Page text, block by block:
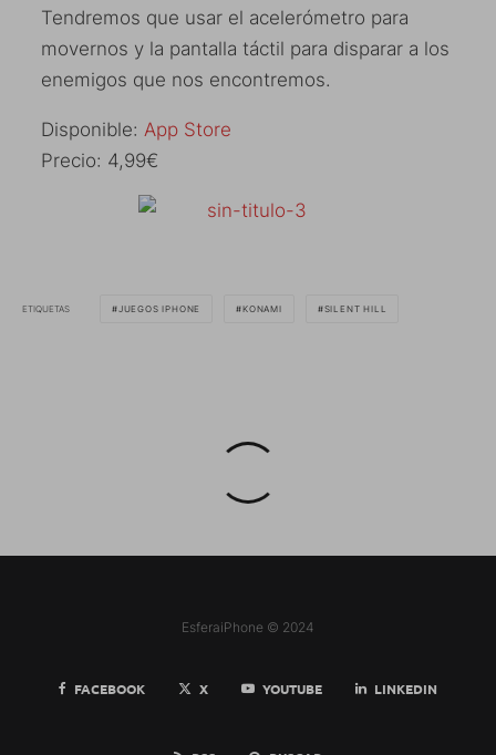
Tendremos que usar el acelerómetro para
movernos y la pantalla táctil para disparar a los
enemigos que nos encontremos.
Disponible: App Store
Precio: 4,99€
ETIQUETAS JUEGOS IPHONE KONAMI SILENT HILL
EsferaiPhone © 2024
FACEBOOK X YOUTUBE LINKEDIN